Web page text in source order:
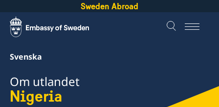
Sweden Abroad
Svenska
Om utlandet
Nigeria